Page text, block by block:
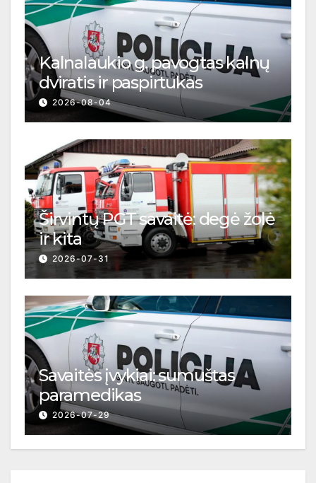
Kalnalaukio g. pavogtas kalnų
dviratis ir paspirtukas
2026-08-04
Širvintų PGT savaitė: degė žolė
ir kita
2026-07-31
Savaitės įvykiai: sumuštas
paramedikas
2026-07-29